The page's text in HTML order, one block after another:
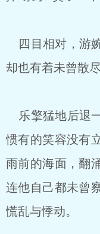
四目相对，游
却也有着未曾散
乐擎猛地后退
惯有的笑容没有
雨前的海面，翻
连他自己都未曾
慌乱与悸动。